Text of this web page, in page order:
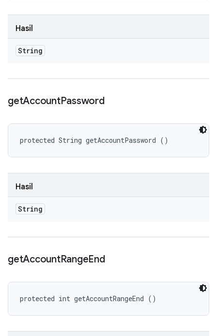
Hasil
String
getAccountPassword
protected String getAccountPassword ()
Hasil
String
getAccountRangeEnd
protected int getAccountRangeEnd ()